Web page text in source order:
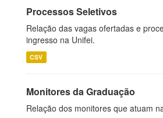
Processos Seletivos
Relação das vagas ofertadas e
ingresso na Unifei.
CSV
Monitores da Graduação
Relação dos monitores que atuam